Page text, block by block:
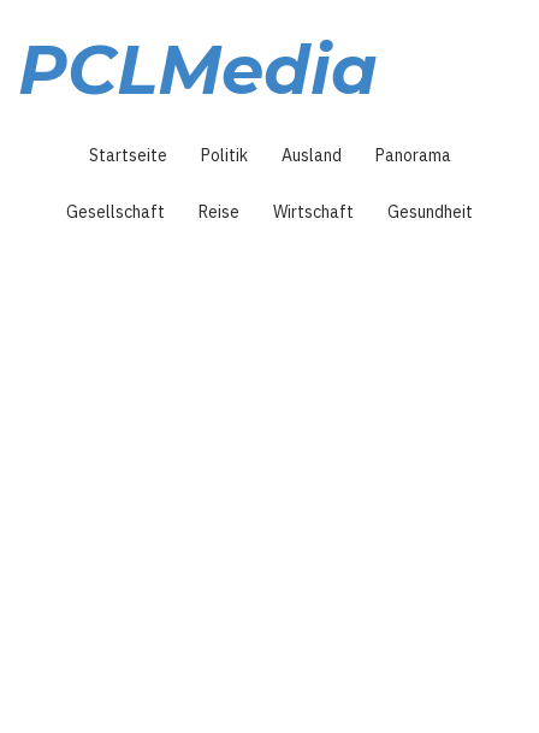
Inhalt
PCLMedia
Startseite Politik Ausland Panorama
Gesellschaft Reise Wirtschaft Gesundheit